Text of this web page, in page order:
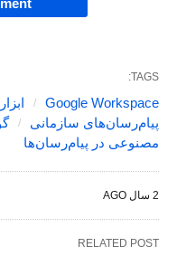
TAGS:
Google Workspace
پیام‌رسان‌های سازمانی
مصنوعی در پیام‌رسان‌ها
2 سال AGO
RELATED POST